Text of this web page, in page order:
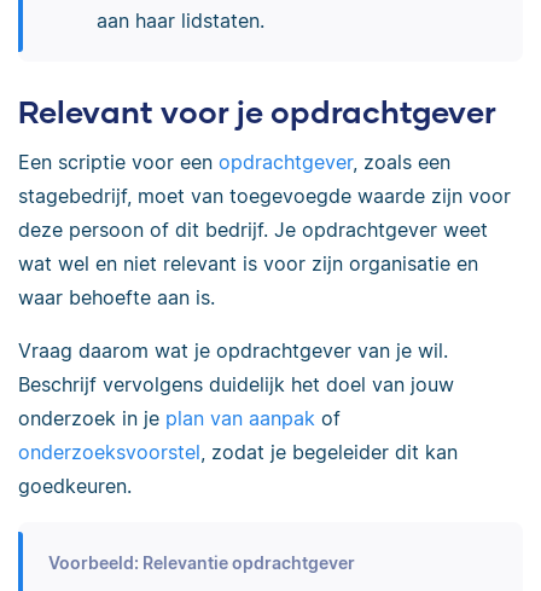
aan haar lidstaten.
Relevant voor je opdrachtgever
Een scriptie voor een opdrachtgever, zoals een
stagebedrijf, moet van toegevoegde waarde zijn voor
deze persoon of dit bedrijf. Je opdrachtgever weet
wat wel en niet relevant is voor zijn organisatie en
waar behoefte aan is.
Vraag daarom wat je opdrachtgever van je wil.
Beschrijf vervolgens duidelijk het doel van jouw
onderzoek in je plan van aanpak of
onderzoeksvoorstel, zodat je begeleider dit kan
goedkeuren.
Voorbeeld: Relevantie opdrachtgever